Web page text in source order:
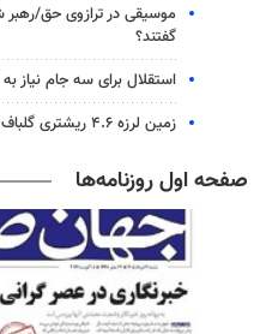
موسیقی در ترازوی حق/
گفتند؟
استقلال برای سه جام نیاز
زمین لرزه ۴.۶ ریشتری گلباف کرمان را لرزاند
صفحه اول روزنامه‌ها